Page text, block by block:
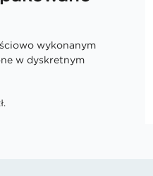
wykonanym
w dyskretnym